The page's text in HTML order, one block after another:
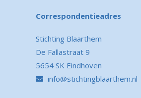
Correspondentieadres
Stichting Blaarthem
De Fallastraat 9
5654 SK Eindhoven
info@stichtingblaarthem.nl